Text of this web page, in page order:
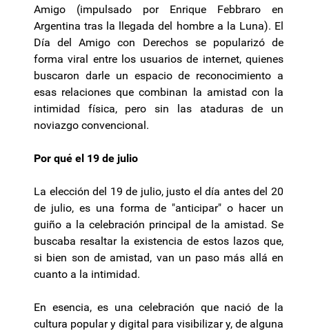
Amigo (impulsado por Enrique Febbraro en
Argentina tras la llegada del hombre a la Luna). El
Día del Amigo con Derechos se popularizó de
forma viral entre los usuarios de internet, quienes
buscaron darle un espacio de reconocimiento a
esas relaciones que combinan la amistad con la
intimidad física, pero sin las ataduras de un
noviazgo convencional.
Por qué el 19 de julio
La elección del 19 de julio, justo el día antes del 20
de julio, es una forma de "anticipar" o hacer un
guiño a la celebración principal de la amistad. Se
buscaba resaltar la existencia de estos lazos que,
si bien son de amistad, van un paso más allá en
cuanto a la intimidad.
En esencia, es una celebración que nació de la
cultura popular y digital para visibilizar y, de alguna